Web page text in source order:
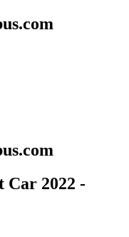
Car 2022 -